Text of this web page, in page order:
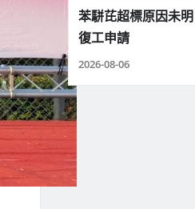
苯駢芘超標原因未
復工申請
2026-08-06